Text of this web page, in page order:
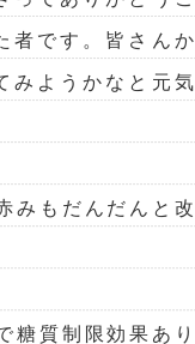
者です。皆さんか
みようかなと元気
みもだんだんと改
糖質制限効果あり